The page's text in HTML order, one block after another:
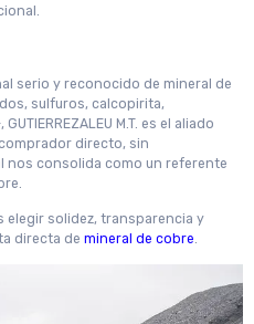
serio y reconocido de mineral de
sulfuros, calcopirita,
M.T. es el aliado
directo, sin
nos consolida como un referente
elegir solidez, transparencia y
directa de mineral de cobre.